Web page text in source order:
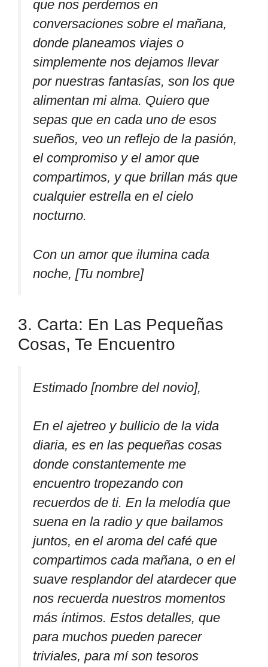
que nos perdemos en
conversaciones sobre el mañana,
donde planeamos viajes o
simplemente nos dejamos llevar
por nuestras fantasías, son los que
alimentan mi alma. Quiero que
sepas que en cada uno de esos
sueños, veo un reflejo de la pasión,
el compromiso y el amor que
compartimos, y que brillan más que
cualquier estrella en el cielo
nocturno.
Con un amor que ilumina cada
noche, [Tu nombre]
3. Carta: En Las Pequeñas
Cosas, Te Encuentro
Estimado [nombre del novio],
En el ajetreo y bullicio de la vida
diaria, es en las pequeñas cosas
donde constantemente me
encuentro tropezando con
recuerdos de ti. En la melodía que
suena en la radio y que bailamos
juntos, en el aroma del café que
compartimos cada mañana, o en el
suave resplandor del atardecer que
nos recuerda nuestros momentos
más íntimos. Estos detalles, que
para muchos pueden parecer
triviales, para mí son tesoros